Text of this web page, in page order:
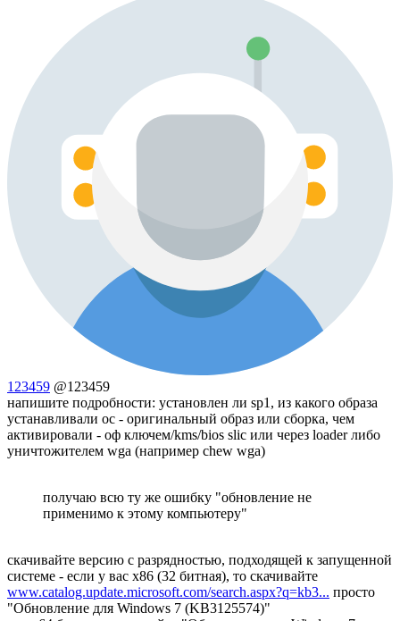
123459 @123459
напишите подробности: установлен ли sp1, из какого образа
устанавливали ос - оригинальный образ или сборка, чем
активировали - оф ключем/kms/bios slic или через loader либо
уничтожителем wga (например chew wga)
получаю всю ту же ошибку "обновление не
применимо к этому компьютеру"
скачивайте версию с разрядностью, подходящей к запущенной
системе - если у вас x86 (32 битная), то скачивайте
www.catalog.update.microsoft.com/search.aspx?q=kb3... просто
"Обновление для Windows 7 (KB3125574)"